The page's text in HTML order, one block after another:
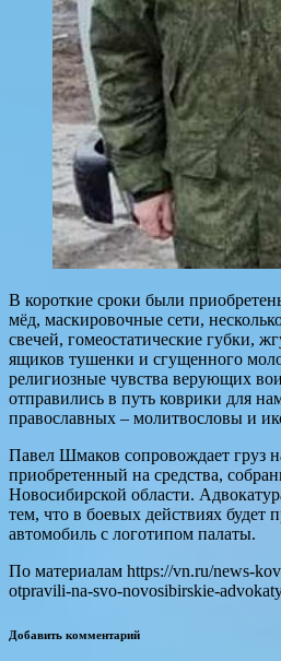
В короткие сроки были
мёд, маскировочные сети,
свечей, гомеостатические губки,
ящиков тушенки и сгущенного
религиозные чувства верующих
отправились в путь коврики для
православных – молитвословы и
Павел Шмаков сопровождает груз
приобретенный на средства,
Новосибирской области.
тем, что в боевых действиях будет
автомобиль с логотипом палаты.
По материалам https://vn.ru/news-
otpravili-na-svo-novosibirskie-
Добавить комментарий